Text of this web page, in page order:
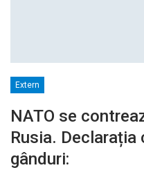
Extern
NATO se
Rusia. Declarația
gânduri: